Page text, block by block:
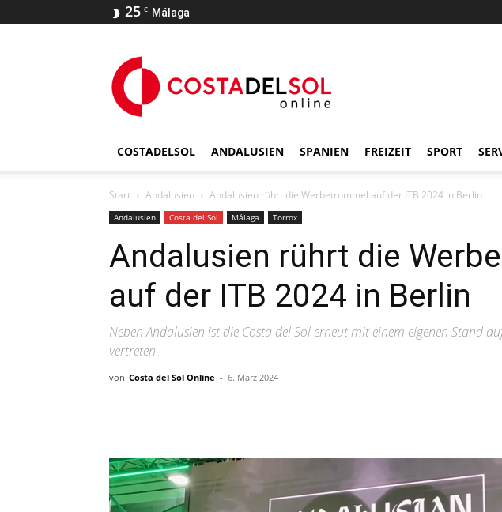
25 C Málaga
COSTADELSOL ANDALUSIEN SPANIEN FREIZEIT SPORT
Start Andalusien Andalusien rührt die Werbetrommel auf der ITB 2024 in Berlin
Andalusien Costa del Sol Málaga Torrox
Andalusien rührt die
auf der ITB 2024 in Berlin
Neben Andalusien ist die Costa del Sol erneut mit einem eigenen Stand
vertreten
von Costa del Sol Online - 6. März 2024